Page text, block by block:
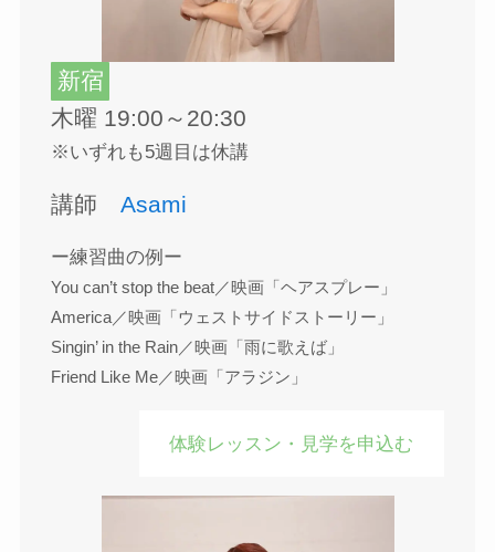
新宿
木曜 19:00～20:30
※いずれも5週目は休講
講師Asami
ー練習曲の例ー
You can’t stop the beat／映画「ヘアスプレー」
America／映画「ウェストサイドストーリー」
Singin’ in the Rain／映画「雨に歌えば」
Friend Like Me／映画「アラジン」
体験レッスン・見学を申込む